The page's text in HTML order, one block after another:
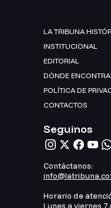
LA TRIBUNA
INSTITUCIONAL
EDITORIAL
DÓNDE
POLÍTICA DE
CONTACTOS
Seguinos
Contáctanos:
Horario de
Lunes a viernes 7